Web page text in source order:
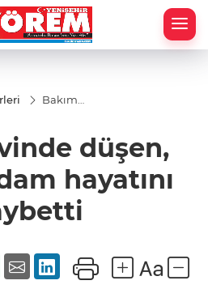
Bakım
engelli
adam
kaybetti
düşen,
hayatını